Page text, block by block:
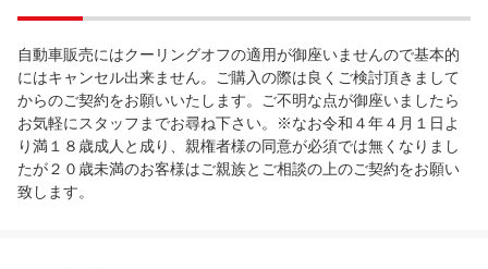
自動車販売にはクーリングオフの適用が御座いませんので基本的
にはキャンセル出来ません。ご購入の際は良くご検討頂きまして
からのご契約をお願いいたします。ご不明な点が御座いましたら
お気軽にスタッフまでお尋ね下さい。※なお令和４年４月１日よ
り満１８歳成人と成り、親権者様の同意が必須では無くなりまし
たが２０歳未満のお客様はご親族とご相談の上のご契約をお願い
致します。